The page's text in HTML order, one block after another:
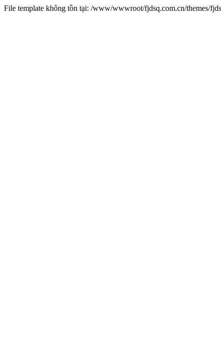
File template không tồn tại: /www/wwwroot/fjdsq.com.cn/themes/